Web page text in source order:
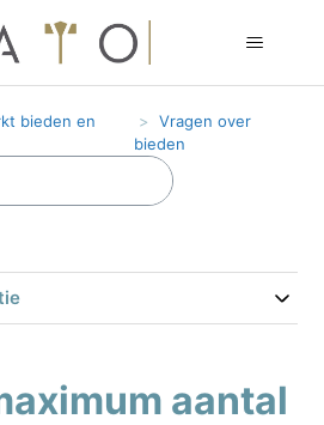
bieden en
Vragen over
bieden
aantal